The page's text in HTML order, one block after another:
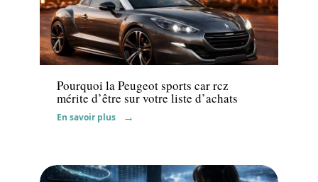
Voiture
Pourquoi la Peugeot sports car rcz
mérite d’être sur votre liste d’achats
En savoir plus